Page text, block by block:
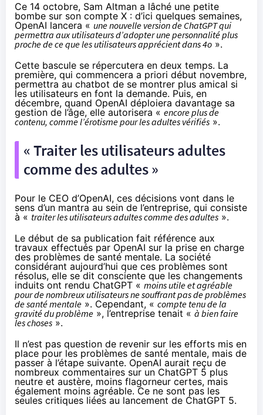
Ce 14 octobre, Sam Altman a lâché une petite
bombe sur son compte X : d’ici quelques semaines,
OpenAI lancera « une nouvelle version de ChatGPT qui
permettra aux utilisateurs d’adopter une personnalité plus
proche de ce que les utilisateurs apprécient dans 4o ».
Cette bascule se répercutera en deux temps. La
première, qui commencera a priori début novembre,
permettra au chatbot de se montrer plus amical si
les utilisateurs en font la demande. Puis, en
décembre, quand OpenAI déploiera davantage sa
gestion de l’âge, elle autorisera « encore plus de
contenu, comme l’érotisme pour les adultes vérifiés ».
« Traiter les utilisateurs adultes
comme des adultes »
Pour le CEO d’OpenAI, ces décisions vont dans le
sens d’un mantra au sein de l’entreprise, qui consiste
à « traiter les utilisateurs adultes comme des adultes ».
Le début de sa publication fait référence aux
travaux effectués par OpenAI sur la prise en charge
des problèmes de santé mentale. La société
considérant aujourd’hui que ces problèmes sont
résolus, elle se dit consciente que les changements
induits ont rendu ChatGPT « moins utile et agréable
pour de nombreux utilisateurs ne souffrant pas de problèmes
de santé mentale ». Cependant, « compte tenu de la
gravité du problème », l’entreprise tenait « à bien faire
les choses ».
Il n’est pas question de revenir sur les efforts mis en
place pour les problèmes de santé mentale, mais de
passer à l’étape suivante. OpenAI aurait reçu de
nombreux commentaires sur un ChatGPT 5 plus
neutre et austère, moins flagorneur certes, mais
également moins agréable. Ce ne sont pas les
seules critiques liées au lancement de ChatGPT 5.